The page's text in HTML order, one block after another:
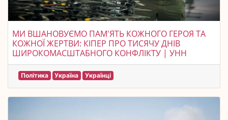
МИ ВШАНОВУЄМО ПАМ'ЯТЬ КОЖНОГО ГЕРОЯ ТА
КОЖНОЇ ЖЕРТВИ: КІПЕР ПРО ТИСЯЧУ ДНІВ
ШИРОКОМАСШТАБНОГО КОНФЛІКТУ | УНН
Політика Україна Українці